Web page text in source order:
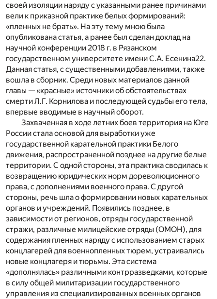
своей изоляции наряду с указанными ранее причинами
вели к приказной практике белых формирований:
«пленных не брать». На эту тему мною была
опубликована статья, а ранее был сделан доклад на
научной конференции 2018 г. в Рязанском
государственном университете имени С.А. Есенина22.
Данная статья, с существенными добавлениями, также
вошла в сборник. Среди новых материалов данной
главы — «красные» источники об обстоятельствах
смерти Л.Г. Корнилова и последующей судьбы его тела,
впервые вводимые в научный оборот.
Захваченная в ходе летних боев территория на Юге
России стала основой для выработки уже
государственной карательной практики Белого
движения, распространенной позднее на другие белые
территории. С одной стороны, эта практика сводилась к
возвращению юридических норм дореволюционного
права, с дополнениями военного права. С другой
стороны, речь шла о формировании новых карательных
органов и учреждений. Появились позднее, в
зависимости от регионов, отряды государственной
стражи, различные милицейские отряды (ОМОН), для
содержания пленных наряду с использованием старых
концлагерей для военнопленных тюрем, устраивались
новые концлагеря и тюрьмы. Эта система
«дополнялась» различными контрразведками, которые
в силу общей милитаризации государственного
управления из специализированных военных органов